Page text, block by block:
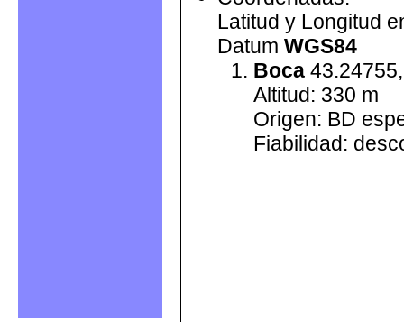
Latitud y Longitud
Datum WGS84
Boca
Altitud: 330 m
Origen: BD
Fiabilidad: